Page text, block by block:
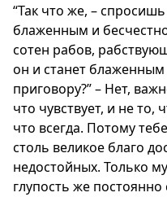
“Так что же, –
блаженным и
сотен рабов,
он и станет
приговору?” – Нет,
что чувствует, и не то,
что всегда. Потому
столь великое благо
недостойных. Только
глупость же постоянно